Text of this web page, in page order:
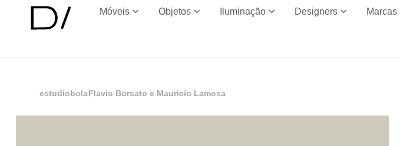
Móveis Objetos Iluminação Designers Marcas
estudiobolaFlavio Borsato e Mauricio Lamosa